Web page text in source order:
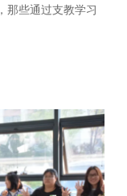
那些通过支教学习